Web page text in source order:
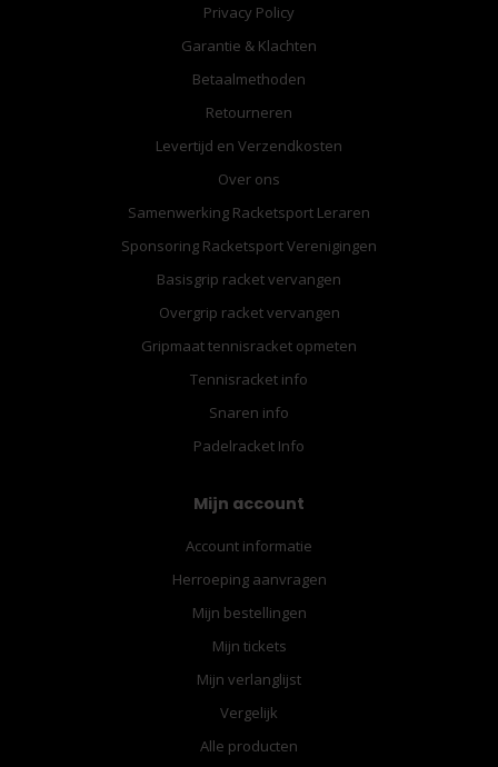
Privacy Policy
Garantie & Klachten
Betaalmethoden
Retourneren
Levertijd en Verzendkosten
Over ons
Samenwerking Racketsport Leraren
Sponsoring Racketsport Verenigingen
Basisgrip racket vervangen
Overgrip racket vervangen
Gripmaat tennisracket opmeten
Tennisracket info
Snaren info
Padelracket Info
Mijn account
Account informatie
Herroeping aanvragen
Mijn bestellingen
Mijn tickets
Mijn verlanglijst
Vergelijk
Alle producten